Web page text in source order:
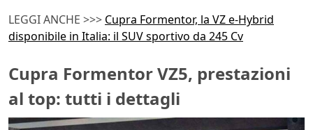
LEGGI ANCHE >>> Cupra Formentor, la VZ e-Hybrid
disponibile in Italia: il SUV sportivo da 245 Cv
Cupra Formentor VZ5, prestazioni
al top: tutti i dettagli